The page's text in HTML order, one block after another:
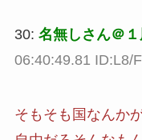
30: 名無しさん＠
06:40:49.81 ID:L8/
そもそも国なんか